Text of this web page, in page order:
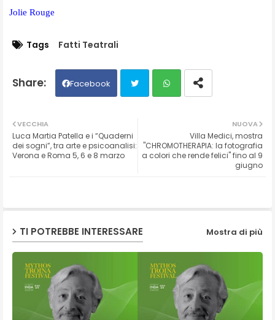
Jolie Rouge
Tags Fatti Teatrali
Facebook
ter
NUOVA
Villa Medici, mostra
"CHROMOTHERAPIA: la fotografia
a colori che rende felici" fino al 9
giugno
VECCHIA
Luca Martia Patella e i “Quaderni
dei sogni”, tra arte e psicoanalisi:
Verona e Roma 5, 6 e 8 marzo
TI POTREBBE INTERESSARE Mostra di più